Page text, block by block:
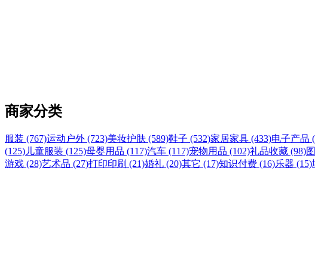
商家分类
服装 (767)运动户外 (723)美妆护肤 (589)鞋子 (532)家居家具 (433)电子产品
(125) 儿童服装 (125)母婴用品 (117)汽车 (117)宠物用品 (102)礼品收藏 (98)
游戏 (28)艺术品 (27)打印印刷 (21)婚礼 (20)其它 (17)知识付费 (16)乐器 (15)